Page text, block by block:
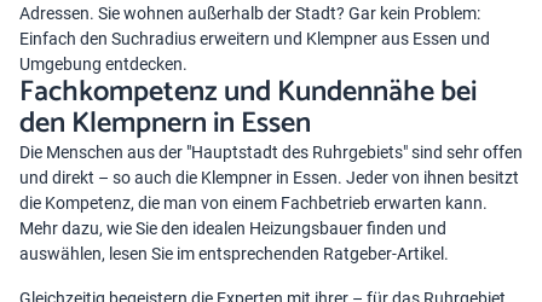
Adressen. Sie wohnen außerhalb der Stadt? Gar kein Problem:
Einfach den Suchradius erweitern und Klempner aus Essen und
Umgebung entdecken.
Fachkompetenz und Kundennähe bei
den Klempnern in Essen
Die Menschen aus der "Hauptstadt des Ruhrgebiets" sind sehr offen
und direkt – so auch die Klempner in Essen. Jeder von ihnen besitzt
die Kompetenz, die man von einem Fachbetrieb erwarten kann.
Mehr dazu, wie Sie den idealen Heizungsbauer finden und
auswählen, lesen Sie im entsprechenden Ratgeber-Artikel.